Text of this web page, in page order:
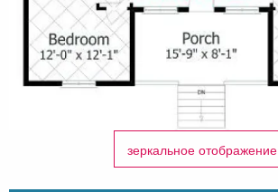
зеркальное отображение